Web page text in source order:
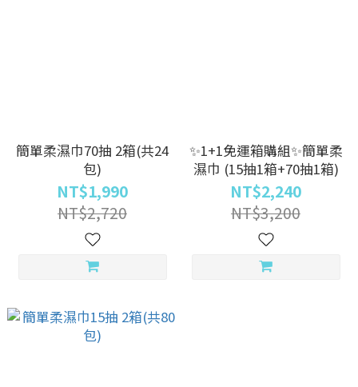
簡單柔濕巾70抽 2箱(共24
包)
NT$1,990
NT$2,720
✨1+1免運箱購組✨簡單柔
濕巾 (15抽1箱+70抽1箱)
NT$2,240
NT$3,200